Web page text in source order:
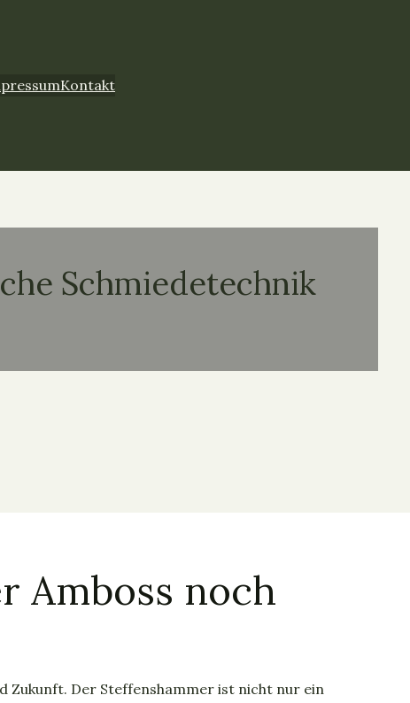
Kontakt
Amboss noch
Zukunft. Der Steffenshammer ist nicht nur ein